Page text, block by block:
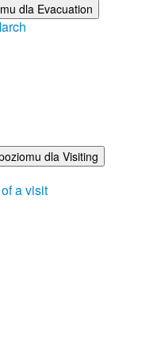
dla Evacuation
dla Visiting
a visit